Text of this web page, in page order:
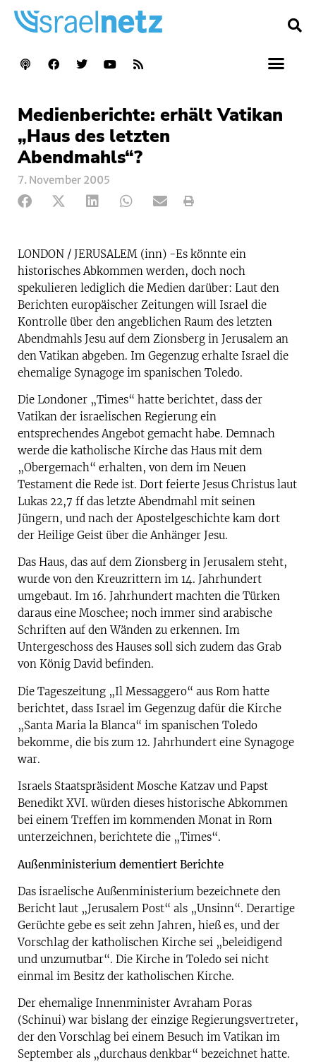
Medienberichte: erhält Vatikan
„Haus des letzten
Abendmahls“?
7. November 2005
LONDON / JERUSALEM (inn) -Es könnte ein
historisches Abkommen werden, doch noch
spekulieren lediglich die Medien darüber: Laut den
Berichten europäischer Zeitungen will Israel die
Kontrolle über den angeblichen Raum des letzten
Abendmahls Jesu auf dem Zionsberg in Jerusalem an
den Vatikan abgeben. Im Gegenzug erhalte Israel die
ehemalige Synagoge im spanischen Toledo.
Die Londoner „Times“ hatte berichtet, dass der
Vatikan der israelischen Regierung ein
entsprechendes Angebot gemacht habe. Demnach
werde die katholische Kirche das Haus mit dem
„Obergemach“ erhalten, von dem im Neuen
Testament die Rede ist. Dort feierte Jesus Christus laut
Lukas 22,7 ff das letzte Abendmahl mit seinen
Jüngern, und nach der Apostelgeschichte kam dort
der Heilige Geist über die Anhänger Jesu.
Das Haus, das auf dem Zionsberg in Jerusalem steht,
wurde von den Kreuzrittern im 14. Jahrhundert
umgebaut. Im 16. Jahrhundert machten die Türken
daraus eine Moschee; noch immer sind arabische
Schriften auf den Wänden zu erkennen. Im
Untergeschoss des Hauses soll sich zudem das Grab
von König David befinden.
Die Tageszeitung „Il Messaggero“ aus Rom hatte
berichtet, dass Israel im Gegenzug dafür die Kirche
„Santa Maria la Blanca“ im spanischen Toledo
bekomme, die bis zum 12. Jahrhundert eine Synagoge
war.
Israels Staatspräsident Mosche Katzav und Papst
Benedikt XVI. würden dieses historische Abkommen
bei einem Treffen im kommenden Monat in Rom
unterzeichnen, berichtete die „Times“.
Außenministerium dementiert Berichte
Das israelische Außenministerium bezeichnete den
Bericht laut „Jerusalem Post“ als „Unsinn“. Derartige
Gerüchte gebe es seit zehn Jahren, hieß es, und der
Vorschlag der katholischen Kirche sei „beleidigend
und unzumutbar“. Die Kirche in Toledo sei nicht
einmal im Besitz der katholischen Kirche.
Der ehemalige Innenminister Avraham Poras
(Schinui) war bislang der einzige Regierungsvertreter,
der den Vorschlag bei einem Besuch im Vatikan im
September als „durchaus denkbar“ bezeichnet hatte.